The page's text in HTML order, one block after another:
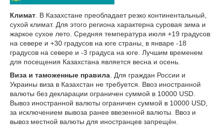
Климат . В Казахстане преобладает резко континентальный,
сухой климат. Для этого региона характерна суровая зима и
жаркое сухое лето. Средняя температура июля +19 градусов
на севере и +30 градусов на юге страны, в январе -18
градусов на севере и -3 градуса на юге. Лучшим временем
для посещения Казахстана является весна и осень.
Виза и таможенные правила . Для граждан России и
Украины виза в Казахстан не требуется. Ввоз иностранной
валюты без декларации ограничен суммой в 10000 USD.
Вывоз иностранной валюты ограничен суммой в 10000 USD,
за исключением вывоза ранее ввезенной валюты. Ввоз и
вывоз местной валюты для иностранцев запрещён.